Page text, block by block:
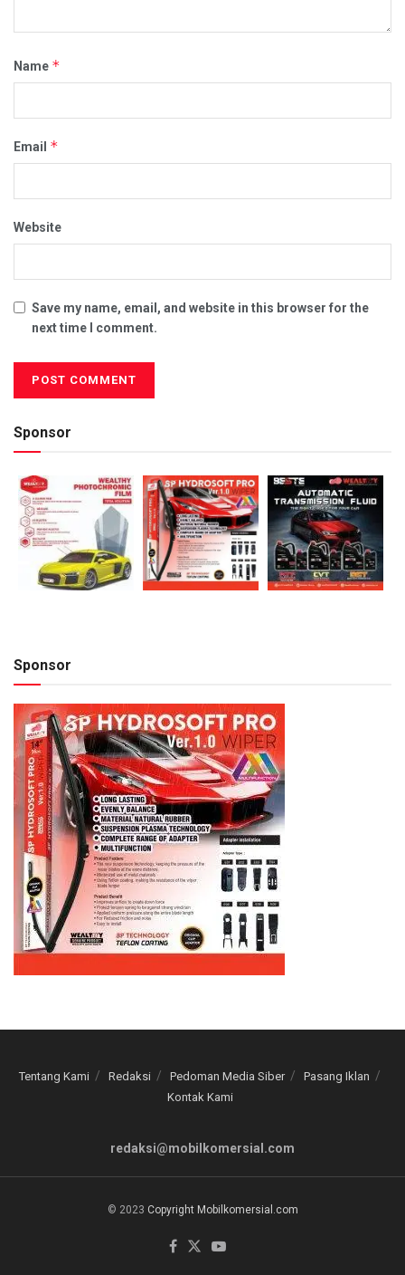
Name *
Email *
Website
Save my name, email, and website in this browser for the
next time I comment.
Sponsor
Sponsor
Tentang Kami Redaksi Pedoman Media Siber
Pasang Iklan
Kontak Kami
redaksi@mobilkomersial.com
© 2023 Copyright Mobilkomersial.com